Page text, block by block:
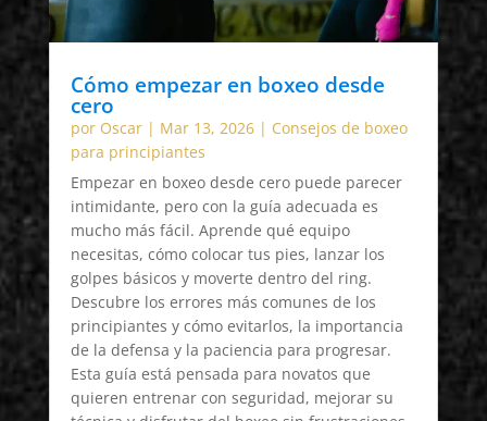
Cómo empezar en boxeo desde
cero
por Oscar| Mar 13, 2026| Consejos de boxeo
para principiantes
Empezar en boxeo desde cero puede parecer
intimidante, pero con la guía adecuada es
mucho más fácil. Aprende qué equipo
necesitas, cómo colocar tus pies, lanzar los
golpes básicos y moverte dentro del ring.
Descubre los errores más comunes de los
principiantes y cómo evitarlos, la importancia
de la defensa y la paciencia para progresar.
Esta guía está pensada para novatos que
quieren entrenar con seguridad, mejorar su